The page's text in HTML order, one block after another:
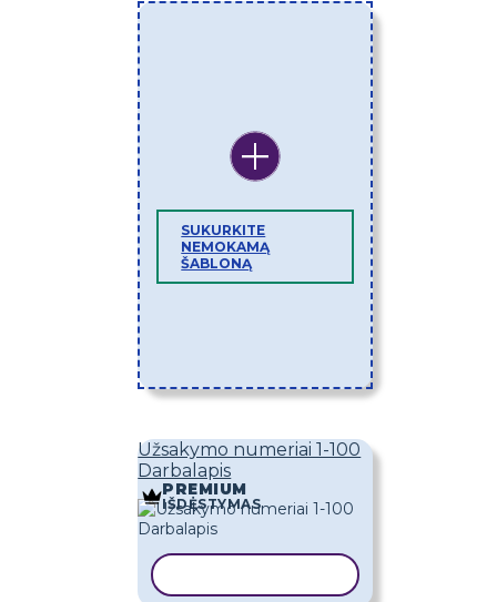
SUKURKITE
NEMOKAMĄ
ŠABLONĄ
Užsakymo numeriai 1-100
Darbalapis
PREMIUM
IŠDĖSTYMAS